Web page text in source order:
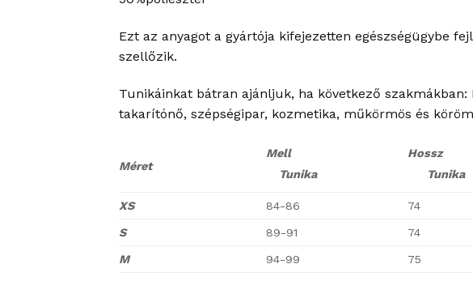
Ezt az anyagot a gyártója kifejezetten egészségügybe
szellőzik.
Tunikáinkat bátran ajánljuk, ha következő szakmákban:
takarítónő, szépségipar, kozmetika, műkörmös és
Méret
Mell
Tunika
Hossz
Tunika
XS 84-86 74
S 89-91 74
M 94-99 75